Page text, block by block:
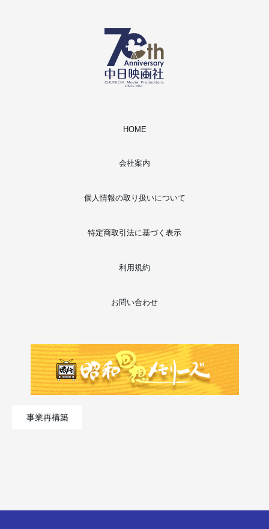
HOME
会社案内
個人情報の取り扱いについて
特定商取引法に基づく表示
利用規約
お問い合わせ
事業再構築